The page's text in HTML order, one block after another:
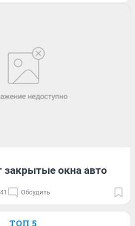
окна авто
Обсудить
ТОП 5